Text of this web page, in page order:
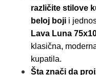
različite stilove
beloj boji i
Lava Luna
klasična,
kupatila.
Šta znači da